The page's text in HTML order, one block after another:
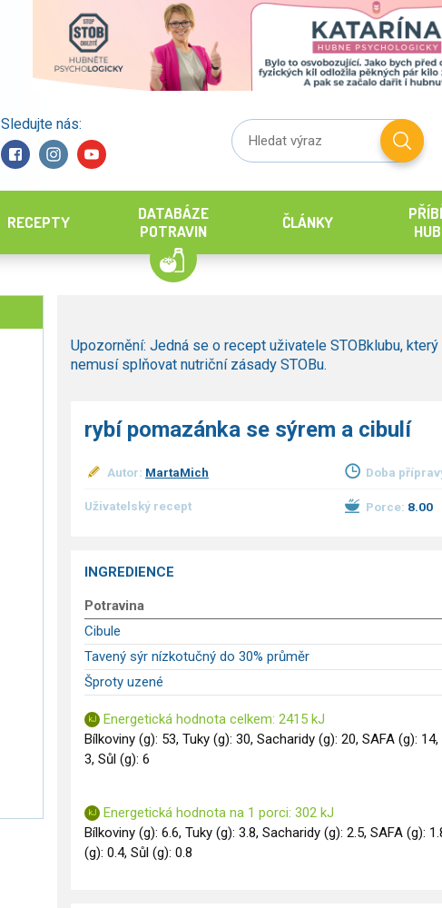
Sledujte nás:
RECEPTY
DATABÁZE
POTRAVIN
ČLÁNKY
Upozornění: Jedná se o recept uživatele STOBklubu,
nemusí splňovat nutriční zásady STOBu.
rybí pomazánka se sýrem a cibulí
Autor: MartaMich Doba
Uživatelský recept Porce: 8.00
INGREDIENCE
Potravina
Cibule
Tavený sýr nízkotučný do 30% průměr
Šproty uzené
Energetická hodnota celkem: 2415 kJ
Bílkoviny (g): 53, Tuky (g): 30, Sacharidy (g): 20, SAFA (g):
3, Sůl (g): 6
Energetická hodnota na 1 porci: 302 kJ
Bílkoviny (g): 6.6, Tuky (g): 3.8, Sacharidy (g): 2.5, SAFA (g):
(g): 0.4, Sůl (g): 0.8